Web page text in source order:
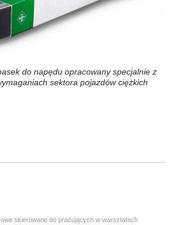
do napędu opracowany specjalnie z
sektora pojazdów ciężkich
skierowane do pracujących w warsztatach